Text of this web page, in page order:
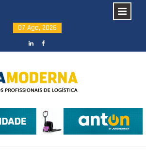
07 Ago, 2026